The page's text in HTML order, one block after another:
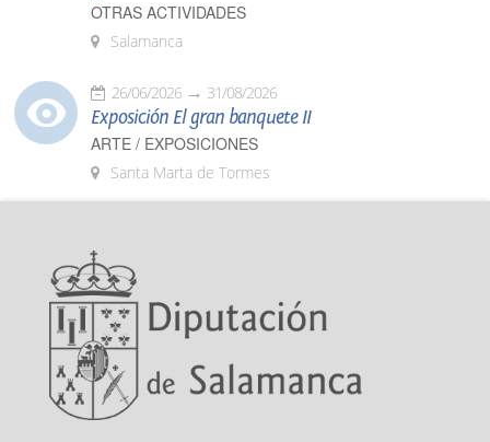
OTRAS ACTIVIDADES
Salamanca
26/06/2026 31/08/2026
Exposición El gran banquete II
ARTE / EXPOSICIONES
Santa Marta de Tormes